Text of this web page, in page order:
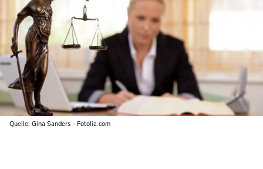
Quelle: Gina Sanders - Fotolia.com